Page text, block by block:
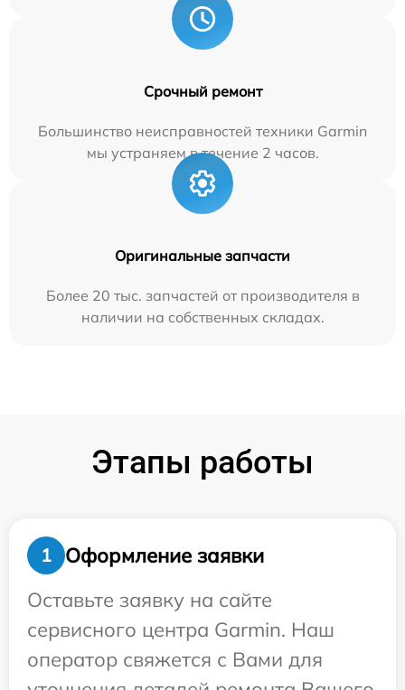
Срочный ремонт
Большинство неисправностей техники Garmin
мы устраняем в течение 2 часов.
Оригинальные запчасти
Более 20 тыс. запчастей от производителя в
наличии на собственных складах.
Этапы работы
1
Оформление заявки
Оставьте заявку на сайте
сервисного центра Garmin. Наш
оператор свяжется с Вами для